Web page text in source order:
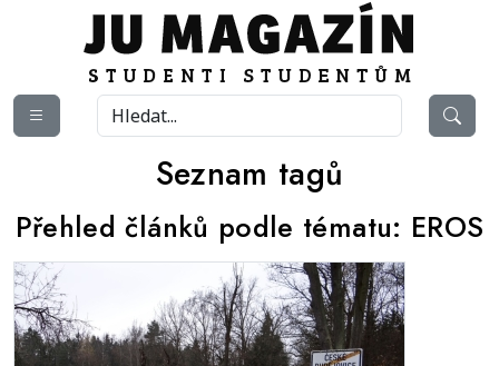
Seznam tagů
Přehled článků podle tématu: EROS